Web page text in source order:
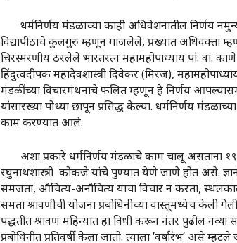
धर्मनिर्णय मंडळाच्या काही अधिवेशनातील निर्णय
विद्यापीठाचे कुलगुरु म्हणून गाजलेले, प्रख्यात अधिवक्ता
चिरस्मरणीय ठरलेले भारतरत्न महामहोपाध्याय पां. वा. काणे
हिंदुत्वदीपक महादेवशास्त्री दिवेकर (मिरज),
मंडळींच्या विचारमंथनाचे फलित म्हणून हे निर्णय
यांसारख्या पोथ्या छापून प्रसिद्ध केल्या. धर्मनिर्णय
काम करण्यात आले.
अशा प्रकारे धर्मनिर्णय मंडळाचे काम चालू असताना १९६२
रघुनाथशास्त्री कोकजे यांचे पुण्यात येणे जाणे होत असे.
समजता, औचित्य-अनौचित्य याचा विचार न करता,
समता श्रावणीची योजना प्रबोधिनीच्या वास्तूमध्येच केली
पद्धतीत श्रावण महिन्यात हा विधी करून नंतर पुढील नव्या
प्रबोधिनीत प्रतिवर्षी केला जातो. त्याला ‌’वर्षारंभ‌’ असे म्हटले